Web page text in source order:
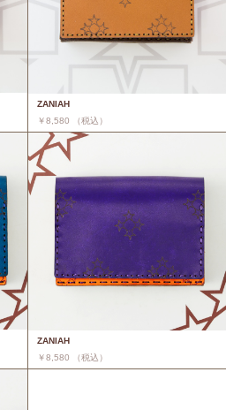
ZANIAH
￥8,580 （税込）
ZANIAH
￥8,580 （税込）